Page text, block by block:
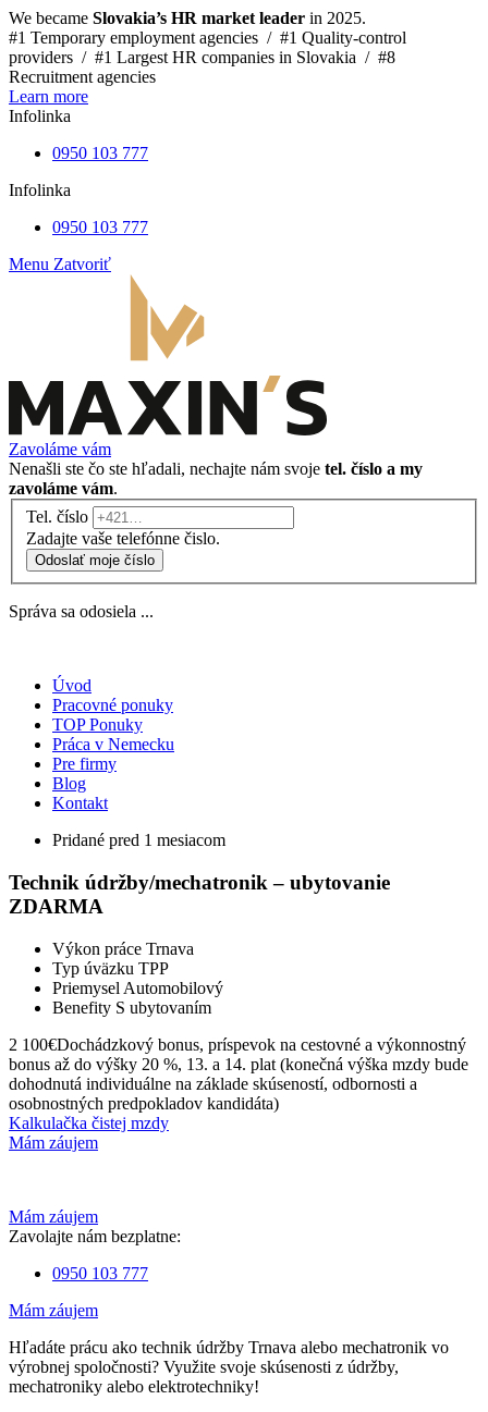
We became Slovakia’s HR market leader in 2025.
#1 Temporary employment agencies / #1 Quality-control
providers / #1 Largest HR companies in Slovakia / #8
Recruitment agencies
Learn more
Infolinka
0950 103 777
Infolinka
0950 103 777
Menu Zatvoriť
Zavoláme vám
Nenašli ste čo ste hľadali, nechajte nám svoje tel. číslo a my
zavoláme vám.
Tel. číslo
Zadajte vaše telefónne čislo.
Odoslať moje číslo
Správa sa odosiela ...
Úvod
Pracovné ponuky
TOP Ponuky
Práca v Nemecku
Pre firmy
Blog
Kontakt
Pridané pred 1 mesiacom
Technik údržby/mechatronik – ubytovanie
ZDARMA
Výkon práce Trnava
Typ úväzku TPP
Priemysel Automobilový
Benefity S ubytovaním
2 100€Dochádzkový bonus, príspevok na cestovné a výkonnostný
bonus až do výšky 20 %, 13. a 14. plat (konečná výška mzdy bude
dohodnutá individuálne na základe skúseností, odbornosti a
osobnostných predpokladov kandidáta)
Kalkulačka čistej mzdy
Mám záujem
Mám záujem
Zavolajte nám bezplatne:
0950 103 777
Mám záujem
Hľadáte prácu ako technik údržby Trnava alebo mechatronik vo
výrobnej spoločnosti? Využite svoje skúsenosti z údržby,
mechatroniky alebo elektrotechniky!